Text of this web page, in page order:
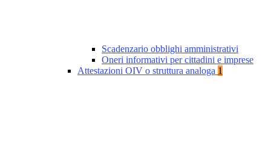
Scadenzario obblighi amministrativi
Oneri informativi per cittadini e imprese
Attestazioni OIV o struttura analoga 1